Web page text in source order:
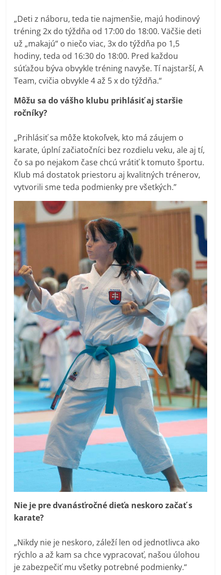
„Deti z náboru, teda tie najmenšie, majú hodinový
tréning 2x do týždňa od 17:00 do 18:00. Väčšie deti
už „makajú“ o niečo viac, 3x do týždňa po 1,5
hodiny, teda od 16:30 do 18:00. Pred každou
súťažou býva obvykle tréning navyše. Tí najstarší, A
Team, cvičia obvykle 4 až 5 x do týždňa.“
Môžu sa do vášho klubu prihlásiť aj staršie
ročníky?
„Prihlásiť sa môže ktokoľvek, kto má záujem o
karate, úplní začiatočníci bez rozdielu veku, ale aj tí,
čo sa po nejakom čase chcú vrátiť k tomuto športu.
Klub má dostatok priestoru aj kvalitných trénerov,
vytvorili sme teda podmienky pre všetkých.”
Nie je pre dvanásťročné dieťa neskoro začať s
karate?
„Nikdy nie je neskoro, záleží len od jednotlivca ako
rýchlo a až kam sa chce vypracovať, našou úlohou
je zabezpečiť mu všetky potrebné podmienky.“